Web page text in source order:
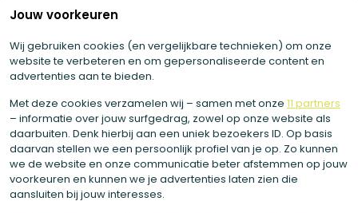
Jouw voorkeuren
Wij gebruiken cookies (en vergelijkbare technieken) om onze
website te verbeteren en om gepersonaliseerde content en
advertenties aan te bieden.
Met deze cookies verzamelen wij – samen met onze 11 partners
– informatie over jouw surfgedrag, zowel op onze website als
daarbuiten. Denk hierbij aan een uniek bezoekers ID. Op basis
daarvan stellen we een persoonlijk profiel van je op. Zo kunnen
we de website en onze communicatie beter afstemmen op jouw
voorkeuren en kunnen we je advertenties laten zien die
aansluiten bij jouw interesses.
08 juli 2026